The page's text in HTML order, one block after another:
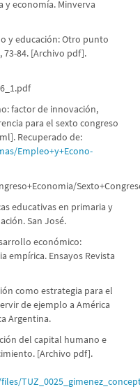
y economía. Minverva
y educación: Otro punto
73-84. [Archivo pdf].
factor de innovación,
para el sexto congreso
Recuperado de:
Empleo+y+Econo-
educativas en primaria y
San José.
económico:
empírica. Ensayos Revista
como estrategia para el
de ejemplo a América
Argentina.
del capital humano e
[Archivo pdf].